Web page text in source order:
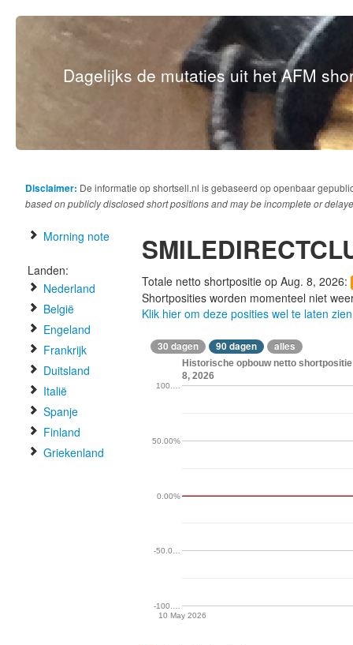
Dagelijks de mutaties uit het AFM
Disclaimer: De informatie op shortsell.nl is gebaseerd op openbaar
based on publicly disclosed short positions and may be incomplete or
Morning note
Landen:
Nederland
België
Engeland
Frankrijk
Duitsland
Italië
Spanje
Finland
Griekenland
Totale netto shortpositie op Aug. 8, 2026:
Shortposities worden momenteel niet
Klik hier om deze posities wel te laten zien
30 dagen 90 dagen alles
Historische opbouw netto
8, 2026
10 May 2026
-100.…
-50.0…
0.00%
50.00%
100.…